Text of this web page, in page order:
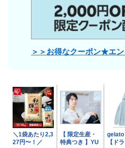
＞＞お得なクーポン★エン